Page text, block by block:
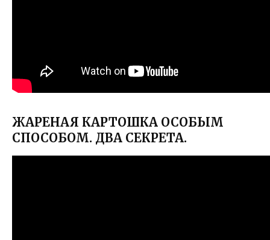
ЖАРЕНАЯ КАРТОШКА ОСОБЫМ
СПОСОБОМ. ДВА СЕКРЕТА.